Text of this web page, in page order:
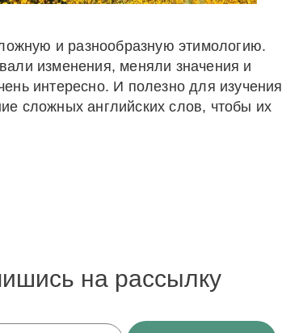
и разнообразную этимологию.
изменения, меняли значения и
интересно. И полезно для изучения
сложных английских слов, чтобы их
на рассылку